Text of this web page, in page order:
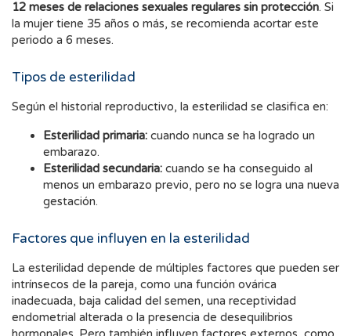
12 meses de relaciones sexuales regulares sin protección. Si
la mujer tiene 35 años o más, se recomienda acortar este
periodo a 6 meses.
Tipos de esterilidad
Según el historial reproductivo, la esterilidad se clasifica en:
Esterilidad primaria: cuando nunca se ha logrado un
embarazo.
Esterilidad secundaria: cuando se ha conseguido al
menos un embarazo previo, pero no se logra una nueva
gestación.
Factores que influyen en la esterilidad
La esterilidad depende de múltiples factores que pueden ser
intrínsecos de la pareja, como una función ovárica
inadecuada, baja calidad del semen, una receptividad
endometrial alterada o la presencia de desequilibrios